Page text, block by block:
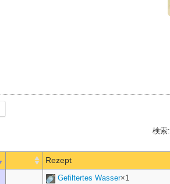
検索:
Rezept
Gefiltertes Wasser×1